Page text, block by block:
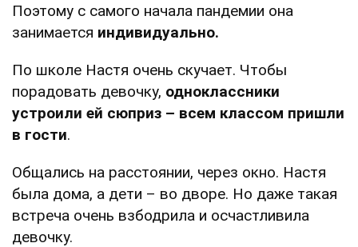
Поэтому с самого начала пандемии она
занимается индивидуально.
По школе Настя очень скучает. Чтобы
порадовать девочку, одноклассники
устроили ей сюприз – всем классом пришли
в гости.
Общались на расстоянии, через окно. Настя
была дома, а дети – во дворе. Но даже такая
встреча очень взбодрила и осчастливила
девочку.